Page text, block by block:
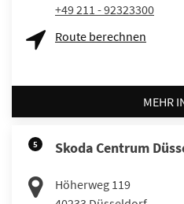
+49 211 - 92323300
Route berechnen
MEHR
5 Skoda Centrum
Höherweg 119